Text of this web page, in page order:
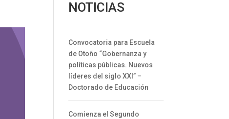
NOTICIAS
Convocatoria para Escuela
de Otoño “Gobernanza y
políticas públicas. Nuevos
líderes del siglo XXI” –
Doctorado de Educación
Comienza el Segundo